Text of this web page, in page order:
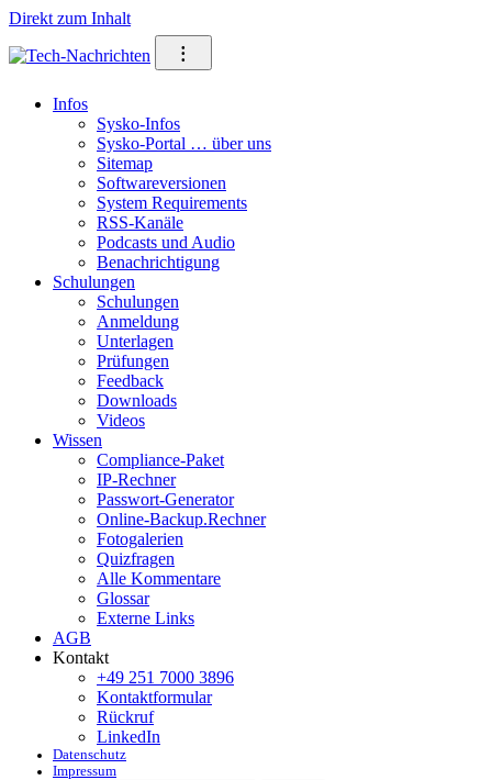
Direkt zum Inhalt
⁝
Infos
Sysko-Infos
Sysko-Portal … über uns
Sitemap
Softwareversionen
System Requirements
RSS-Kanäle
Podcasts und Audio
Benachrichtigung
Schulungen
Schulungen
Anmeldung
Unterlagen
Prüfungen
Feedback
Downloads
Videos
Wissen
Compliance-Paket
IP-Rechner
Passwort-Generator
Online-Backup.Rechner
Fotogalerien
Quizfragen
Alle Kommentare
Glossar
Externe Links
AGB
Kontakt
+49 251 7000 3896
Kontaktformular
Rückruf
LinkedIn
Datenschutz
Impressum